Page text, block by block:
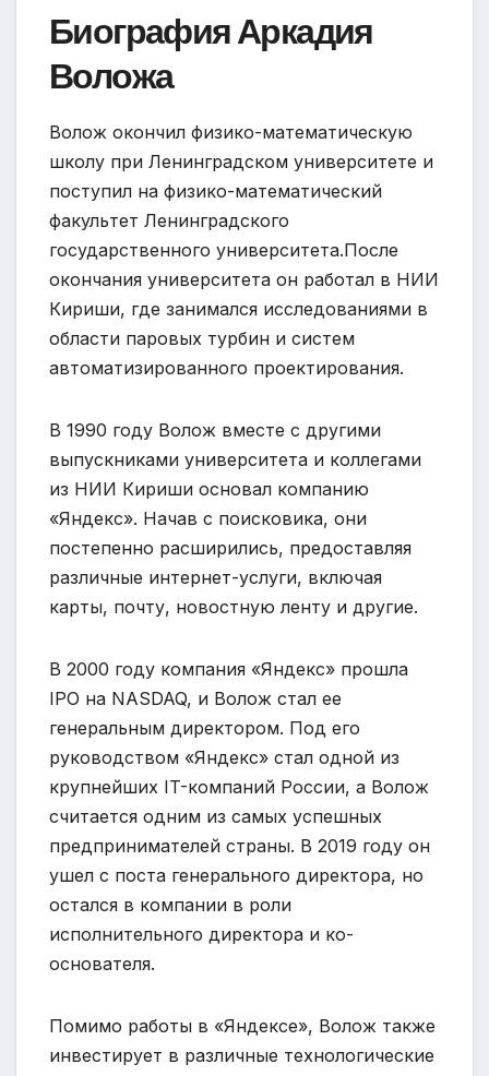
Биография Аркадия
Воложа
Волож окончил физико-математическую
школу при Ленинградском университете и
поступил на физико-математический
факультет Ленинградского
государственного университета.После
окончания университета он работал в НИИ
Кириши, где занимался исследованиями в
области паровых турбин и систем
автоматизированного проектирования.
В 1990 году Волож вместе с другими
выпускниками университета и коллегами
из НИИ Кириши основал компанию
«Яндекс». Начав с поисковика, они
постепенно расширились, предоставляя
различные интернет-услуги, включая
карты, почту, новостную ленту и другие.
В 2000 году компания «Яндекс» прошла
IPO на NASDAQ, и Волож стал ее
генеральным директором. Под его
руководством «Яндекс» стал одной из
крупнейших IT-компаний России, а Волож
считается одним из самых успешных
предпринимателей страны. В 2019 году он
ушел с поста генерального директора, но
остался в компании в роли
исполнительного директора и ко-
основателя.
Помимо работы в «Яндексе», Волож также
инвестирует в различные технологические